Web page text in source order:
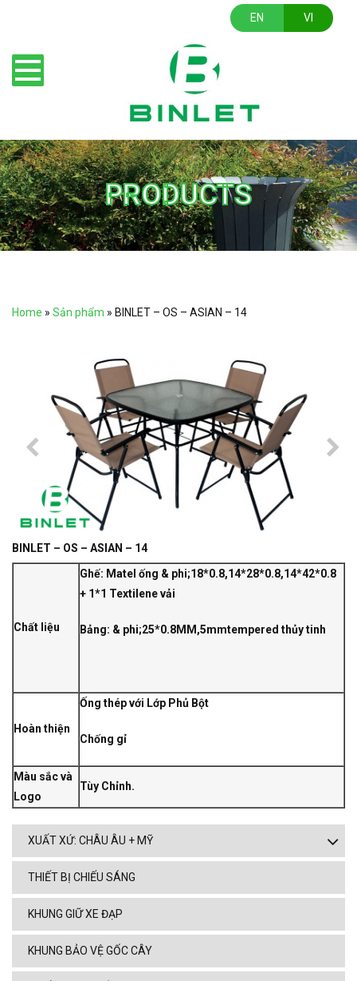
EN VI
PRODUCTS
Home » Sản phẩm » BINLET – OS – ASIAN – 14
BINLET – OS – ASIAN – 14
Chất liệu
Ghế: Matel ống & phi;18*0.8,14*28*0.8,14*42*0.8
+ 1*1 Textilene vải
Bảng: & phi;25*0.8MM,5mmtempered thủy tinh
Hoàn thiện
Ống thép với Lớp Phủ Bột
Chống gỉ
Màu sắc và
Logo
Tùy Chỉnh.
XUẤT XỨ: CHÂU ÂU + MỸ
THIẾT BỊ CHIẾU SÁNG
KHUNG GIỮ XE ĐẠP
KHUNG BẢO VỆ GỐC CÂY